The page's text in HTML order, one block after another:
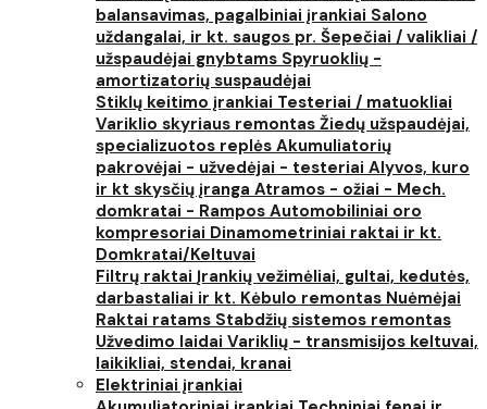
balansavimas, pagalbiniai įrankiai Salono
uždangalai, ir kt. saugos pr. Šepečiai / valikliai /
užspaudėjai gnybtams Spyruoklių -
amortizatorių suspaudėjai
Stiklų keitimo įrankiai Testeriai / matuokliai
Variklio skyriaus remontas Žiedų užspaudėjai,
specializuotos replės Akumuliatorių
pakrovėjai - užvedėjai - testeriai Alyvos, kuro
ir kt skysčių įranga Atramos - ožiai - Mech.
domkratai - Rampos Automobiliniai oro
kompresoriai Dinamometriniai raktai ir kt.
Domkratai/Keltuvai
Filtrų raktai Įrankių vežimėliai, gultai, kedutės,
darbastaliai ir kt. Kėbulo remontas Nuėmėjai
Raktai ratams Stabdžių sistemos remontas
Užvedimo laidai Variklių - transmisijos keltuvai,
laikikliai, stendai, kranai
Elektriniai įrankiai